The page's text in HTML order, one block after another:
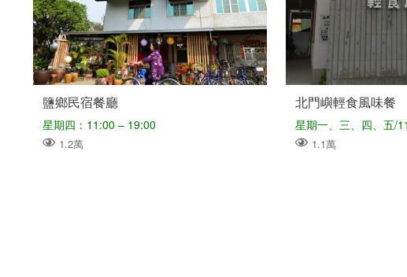
鹽鄉民宿餐廳
星期四：11:00 – 19:00
1.2萬
北門嶼輕食風味餐
1.1萬